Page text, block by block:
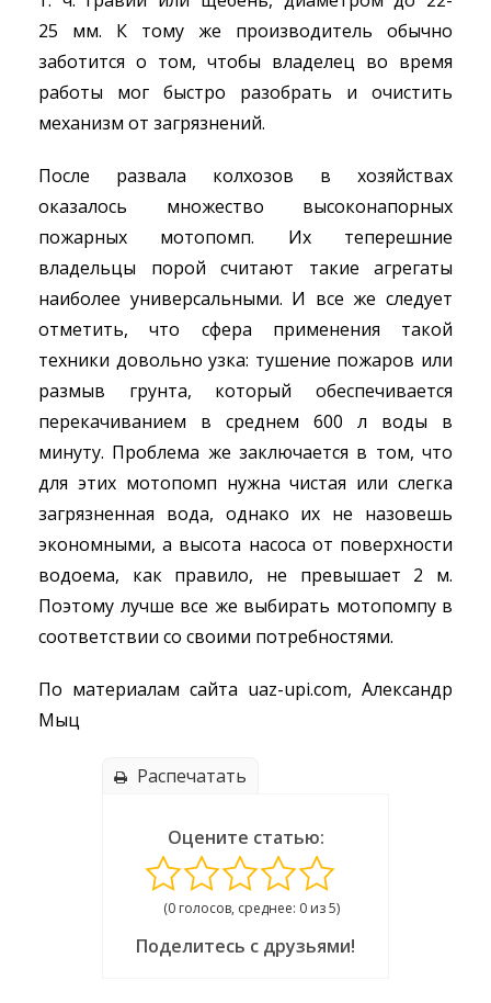
25 мм. К тому же производитель обычно
заботится о том, чтобы владелец во время
работы мог быстро разобрать и очистить
механизм от загрязнений.
После развала колхозов в хозяйствах
оказалось множество высоконапорных
пожарных мотопомп. Их теперешние
владельцы порой считают такие агрегаты
наиболее универсальными. И все же следует
отметить, что сфера применения такой
техники довольно узка: тушение пожаров или
размыв грунта, который обеспечивается
перекачиванием в среднем 600 л воды в
минуту. Проблема же заключается в том, что
для этих мотопомп нужна чистая или слегка
загрязненная вода, однако их не назовешь
экономными, а высота насоса от поверхности
водоема, как правило, не превышает 2 м.
Поэтому лучше все же выбирать мотопомпу в
соответствии со своими потребностями.
По материалам сайта uaz-upi.com, Александр
Мыц
Распечатать
Оцените статью:
(0 голосов, среднее: 0 из 5)
Поделитесь с друзьями!